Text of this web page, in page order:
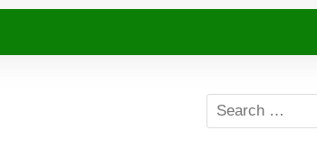
Search
for: